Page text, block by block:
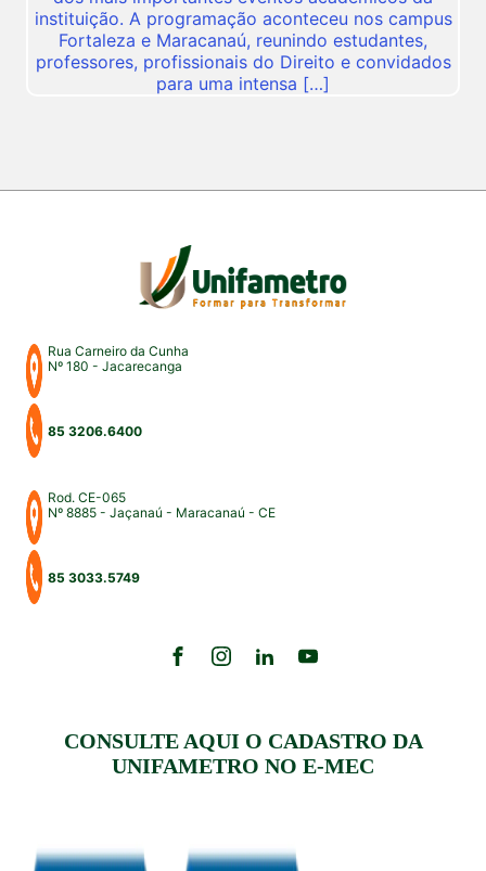
instituição. A programação aconteceu nos campus
Fortaleza e Maracanaú, reunindo estudantes,
professores, profissionais do Direito e convidados
para uma intensa […]
Rua Carneiro da Cunha
Nº 180 - Jacarecanga
85 3206.6400
Rod. CE-065
Nº 8885 - Jaçanaú - Maracanaú - CE
85 3033.5749
CONSULTE AQUI O CADASTRO DA
UNIFAMETRO NO E-MEC